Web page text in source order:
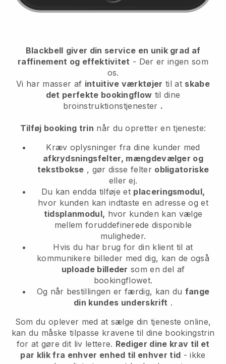
Blackbell giver din service en unik grad af
raffinement og effektivitet - Der er ingen som
os.
Vi har masser af intuitive værktøjer til at skabe
det perfekte bookingflow til dine
broinstruktionstjenester .
Tilføj booking trin når du opretter en tjeneste:
Kræv oplysninger fra dine kunder med
afkrydsningsfelter, mængdevælger og
tekstbokse , gør disse felter obligatoriske
eller ej.
Du kan endda tilføje et placeringsmodul,
hvor kunden kan indtaste en adresse og et
tidsplanmodul, hvor kunden kan vælge
mellem foruddefinerede disponible
muligheder.
Hvis du har brug for din klient til at
kommunikere billeder med dig, kan de også
uploade billeder som en del af
bookingflowet.
Og når bestillingen er færdig, kan du fange
din kundes underskrift .
Som du oplever med at sælge din tjeneste online,
kan du måske tilpasse kravene til dine bookingstrin
for at gøre dit liv lettere. Rediger dine krav til et
par klik fra enhver enhed til enhver tid - ikke